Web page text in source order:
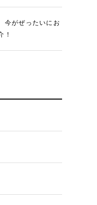
今がぜったいにお
！